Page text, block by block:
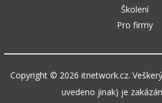
Školení
Pro firmy
Copyright © 2026 itnetwork.cz.
uvedeno jinak) je